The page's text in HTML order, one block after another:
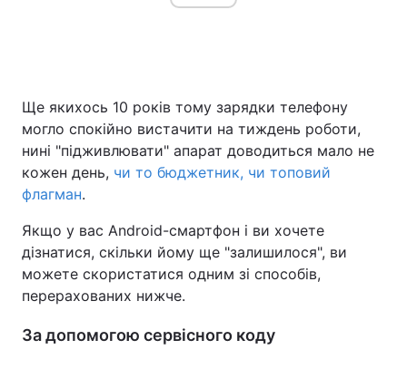
Головна Війна
Україна Політика
Економіка
Спорт Наука
Техно і зв'язок Лайт
Ще якихось 10 років тому зарядки телефону
могло спокійно вистачити на тиждень роботи,
нині "підживлювати" апарат доводиться мало не
кожен день, чи то бюджетник, чи топовий
флагман.
Якщо у вас Android-смартфон і ви хочете
дізнатися, скільки йому ще "залишилося", ви
можете скористатися одним зі способів,
перерахованих нижче.
За допомогою сервісного коду